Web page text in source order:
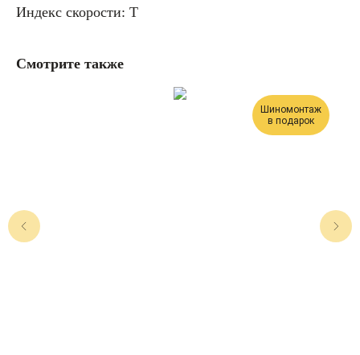
Индекс скорости: T
Смотрите также
Шиномонтаж
в подарок